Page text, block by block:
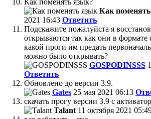
Как
2021 16:43 Ответить
Подскажите пожалуйста я
открываются так как они в
какой проги им предать
можно было открывать?
GOSPODINSSS
Ответить
Обновлено до версии 3.9.
Gates 25 мая 2021 06:13
скачать прогу версии 3.9 с
Talant 11 октября 2021